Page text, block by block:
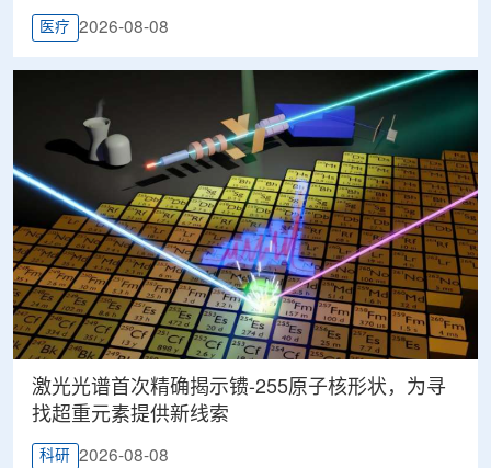
医疗 2026-08-08
激光光谱首次精确揭示镄-255原子核形状，为寻
找超重元素提供新线索
科研 2026-08-08